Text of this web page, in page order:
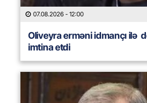
07.08.2026 - 12:00
Oliveyra erməni idmançı ilə
imtina etdi